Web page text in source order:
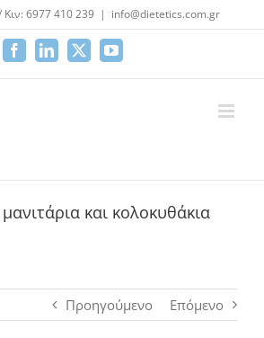
6977 410 239 | info@dietetics.com.gr
FacebookLinkedIn
X YouTube
και κολοκυθάκια
Προηγούμενο Επόμενο